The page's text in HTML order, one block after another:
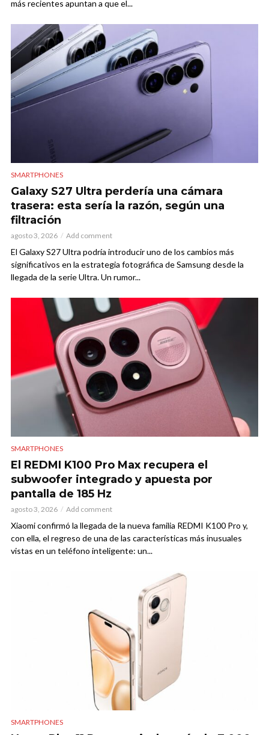
más recientes apuntan a que el...
SMARTPHONES
Galaxy S27 Ultra perdería una cámara
trasera: esta sería la razón, según una
filtración
agosto 3, 2026 Add comment
El Galaxy S27 Ultra podría introducir uno de los cambios más
significativos en la estrategia fotográfica de Samsung desde la
llegada de la serie Ultra. Un rumor...
SMARTPHONES
El REDMI K100 Pro Max recupera el
subwoofer integrado y apuesta por
pantalla de 185 Hz
agosto 3, 2026 Add comment
Xiaomi confirmó la llegada de la nueva familia REDMI K100 Pro y,
con ella, el regreso de una de las características más inusuales
vistas en un teléfono inteligente: un...
SMARTPHONES